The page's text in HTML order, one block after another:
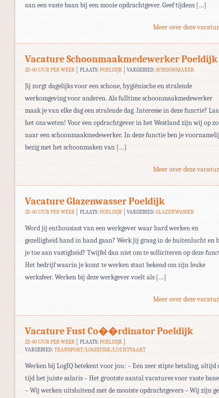
aan een vaste baan bij een mooie opdrachtgever. Geef tijdens […]
Meer over deze
Vacature Schoonmaakmedewerker Poeldijk
32-40 UUR PER WEEK PLAATS: POELDIJK VAKGEBIED:SCHOONMAKER
Jij zorgt dagelijks voor een schone, hygiënische en stralende
werkomgeving voor anderen. Als fulltime schoonmaakmedewerker
maak je van elke dag een stralende dag. Interesse in deze functie?
het ons weten! Voor een opdrachtgever in het Westland zijn wij op
naar een schoonmaakmedewerker. In deze functie ben je
bezig met het schoonmaken van […]
Meer over deze
Vacature Glazenwasser Poeldijk
32-40 UUR PER WEEK PLAATS: POELDIJK VAKGEBIED:GLAZENWASSER
Word jij enthousiast van een werkgever waar hard werken en
gezelligheid hand in hand gaan? Werk jij graag in de buitenlucht en
je toe aan vastigheid? Twijfel dan niet om te solliciteren op deze
Het bedrijf waarin je komt te werken staat bekend om zijn leuke
werksfeer. Werken bij deze werkgever voelt als […]
Meer over deze
Vacature Fust Co��rdinator Poeldijk
32-40 UUR PER WEEK PLAATS: POELDIJK
VAKGEBIED: TRANSPORT/LOGISTIEK/LUCHTVAART
Werken bij LogIQ betekent voor jou: – Een zeer stipte betaling, altijd
tijd het juiste salaris – Het grootste aantal vacatures voor vaste
– Wij werken uitsluitend met de mooiste opdrachtgevers – Wij zijn